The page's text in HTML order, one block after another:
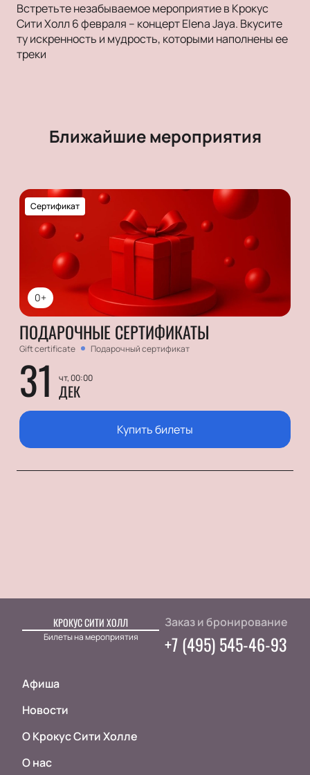
Встретьте незабываемое мероприятие в Крокус
Сити Холл 6 февраля – концерт Elena Jaya. Вкусите
ту искренность и мудрость, которыми наполнены ее
треки
Ближайшие мероприятия
0+
Сертификат
ПОДАРОЧНЫЕ СЕРТИФИКАТЫ
Gift certificate Подарочный сертификат
31 чт, 00:00
ДЕК
Купить билеты
КРОКУС СИТИ ХОЛЛ
Билеты на мероприятия
Афиша
Новости
О Крокус Сити Холле
О нас
Заказ и бронирование
+7 (495) 545-46-93